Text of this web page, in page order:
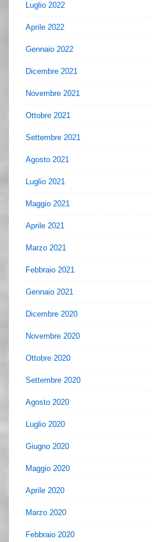
Luglio 2022
Aprile 2022
Gennaio 2022
Dicembre 2021
Novembre 2021
Ottobre 2021
Settembre 2021
Agosto 2021
Luglio 2021
Maggio 2021
Aprile 2021
Marzo 2021
Febbraio 2021
Gennaio 2021
Dicembre 2020
Novembre 2020
Ottobre 2020
Settembre 2020
Agosto 2020
Luglio 2020
Giugno 2020
Maggio 2020
Aprile 2020
Marzo 2020
Febbraio 2020